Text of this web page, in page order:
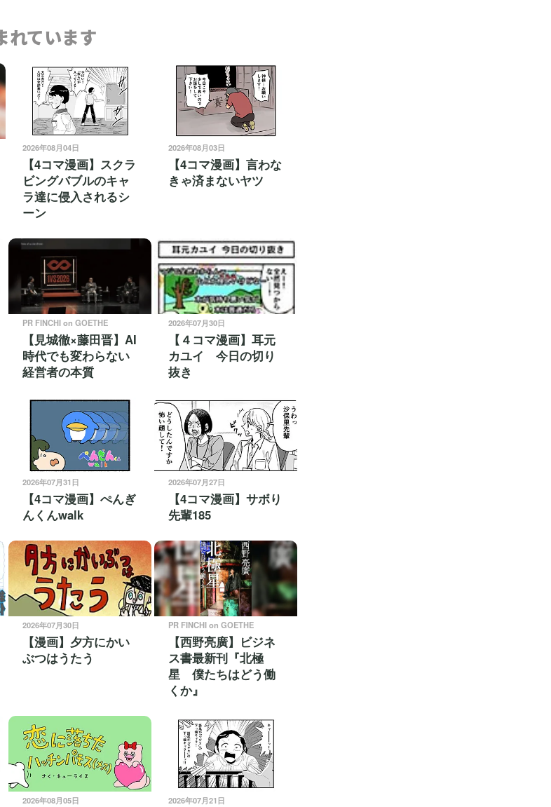
れています
2026年08月04日
【4コマ漫画】スクラ
ビングバブルのキャ
ラ達に侵入されるシ
ーン
2026年08月03日
【4コマ漫画】言わな
きゃ済まないヤツ
PR FINCHI on GOETHE
【見城徹×藤田晋】AI
時代でも変わらない
経営者の本質
2026年07月30日
【４コマ漫画】耳元
カユイ 今日の切り
抜き
2026年07月31日
【4コマ漫画】ぺんぎ
んくんwalk
2026年07月27日
【4コマ漫画】サボり
先輩185
2026年07月30日
【漫画】夕方にかい
ぶつはうたう
PR FINCHI on GOETHE
【西野亮廣】ビジネ
ス書最新刊『北極
星 僕たちはどう働
くか』
2026年08月05日 2026年07月21日